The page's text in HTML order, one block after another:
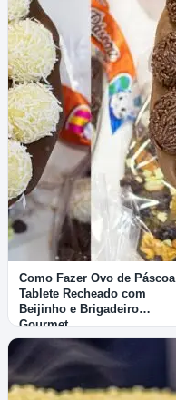
Como Fazer Ovo de Páscoa
Tablete Recheado com
Beijinho e Brigadeiro
Gourmet